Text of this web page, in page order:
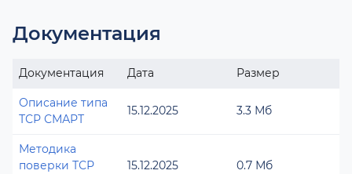
Документация
Документация Дата Размер
Описание типа
ТСР СМАРТ
15.12.2025 3.3 Мб
Методика
поверки ТСР
15.12.2025 0.7 Мб